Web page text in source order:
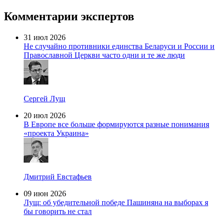
Комментарии экспертов
31 июл 2026
Не случайно противники единства Беларуси и России и
Православной Церкви часто одни и те же люди
Сергей Лущ
20 июл 2026
В Европе все больше формируются разные понимания
«проекта Украина»
Дмитрий Евстафьев
09 июн 2026
Лущ: об убедительной победе Пашиняна на выборах я
бы говорить не стал